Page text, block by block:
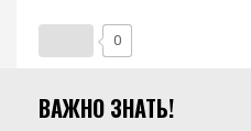
0
ВАЖНО ЗНАТЬ!